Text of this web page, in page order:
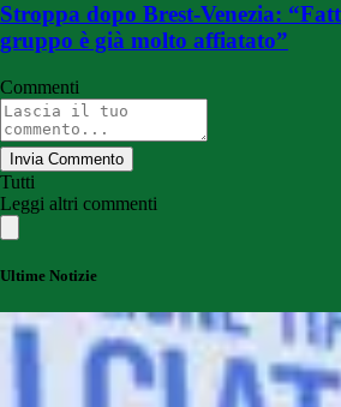
Stroppa dopo Brest-Venezia:
gruppo è già molto affiatato”
Commenti
Invia Commento
Tutti
Leggi altri commenti
Ultime Notizie